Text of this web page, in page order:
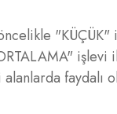
faydalı